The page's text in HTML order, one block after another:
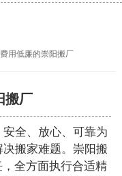
费用低廉的崇阳搬厂
搬厂
全、放心、可靠为
搬家难题。崇阳搬
全方面执行合适精